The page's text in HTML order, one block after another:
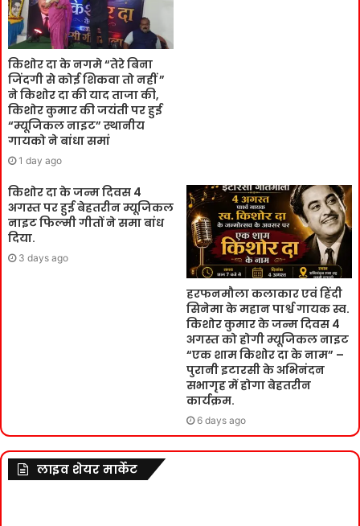
किशोर दा के नगमे “तेरे बिना
जिंदगी से कोई शिकवा तो नहीं ”
ने किशोर दा की याद ताजा की,
किशोर कुमार की जयंती पर हुई
“म्यूजिकल नाइट” स्थानीय
गायको ने बांधा समां
1 day ago
किशोर दा के जन्म दिवस 4
अगस्त पर हुई बेहतरीन म्यूजिकल
नाइट फिल्मी गीतों ने समा बांध
दिया.
3 days ago
हरफनमौला कलाकार एवं हिंदी
सिनेमा के महान पार्श्व गायक स्व.
किशोर कुमार के जन्म दिवस 4
अगस्त को होगी म्यूजिकल नाइट
“एक शाम किशोर दा के नाम” –
पुरानी इटारसी के अभिनंदन
सभागृह में होगा बेहतरीन
कार्यक्रम.
6 days ago
लाइव शेयर मार्केट